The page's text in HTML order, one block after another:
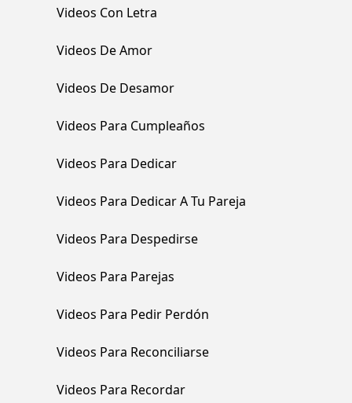
Videos Con Letra
Videos De Amor
Videos De Desamor
Videos Para Cumpleaños
Videos Para Dedicar
Videos Para Dedicar A Tu Pareja
Videos Para Despedirse
Videos Para Parejas
Videos Para Pedir Perdón
Videos Para Reconciliarse
Videos Para Recordar